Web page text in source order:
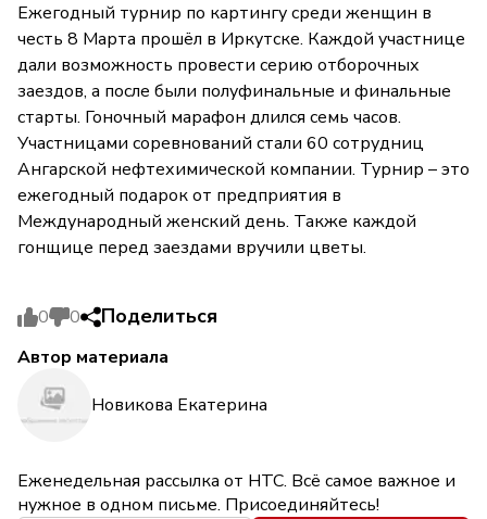
Ежегодный турнир по картингу среди женщин в
честь 8 Марта прошёл в Иркутске. Каждой участнице
дали возможность провести серию отборочных
заездов, а после были полуфинальные и финальные
старты. Гоночный марафон длился семь часов.
Участницами соревнований стали 60 сотрудниц
Ангарской нефтехимической компании. Турнир – это
ежегодный подарок от предприятия в
Международный женский день. Также каждой
гонщице перед заездами вручили цветы.
0 0 Поделиться
Автор материала
Новикова Екатерина
Еженедельная рассылка от НТС. Всё самое важное и
нужное в одном письме. Присоединяйтесь!